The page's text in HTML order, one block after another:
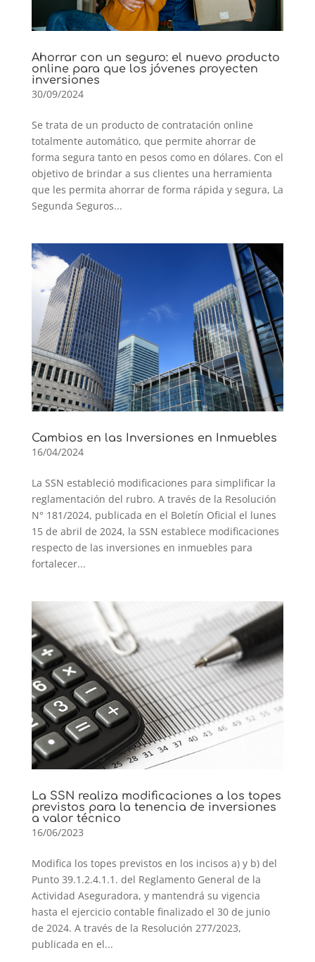
Ahorrar con un seguro: el nuevo producto
online para que los jóvenes proyecten
inversiones
30/09/2024
Se trata de un producto de contratación online
totalmente automático, que permite ahorrar de
forma segura tanto en pesos como en dólares. Con el
objetivo de brindar a sus clientes una herramienta
que les permita ahorrar de forma rápida y segura, La
Segunda Seguros...
Cambios en las Inversiones en Inmuebles
16/04/2024
La SSN estableció modificaciones para simplificar la
reglamentación del rubro. A través de la Resolución
N° 181/2024, publicada en el Boletín Oficial el lunes
15 de abril de 2024, la SSN establece modificaciones
respecto de las inversiones en inmuebles para
fortalecer...
La SSN realiza modificaciones a los topes
previstos para la tenencia de inversiones
a valor técnico
16/06/2023
Modifica los topes previstos en los incisos a) y b) del
Punto 39.1.2.4.1.1. del Reglamento General de la
Actividad Aseguradora, y mantendrá su vigencia
hasta el ejercicio contable finalizado el 30 de junio
de 2024. A través de la Resolución 277/2023,
publicada en el...